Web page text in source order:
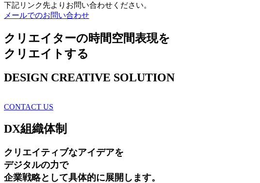
下記リンク先よりお問い合わせください。
メールでのお問い合わせ
クリエイターの時間空間表現を
クリエイトする
DESIGN CREATIVE SOLUTION
CONTACT US
DX組織体制
クリエイティブなアイデアを
デジタルの力で
企業戦略として具体的に展開します。